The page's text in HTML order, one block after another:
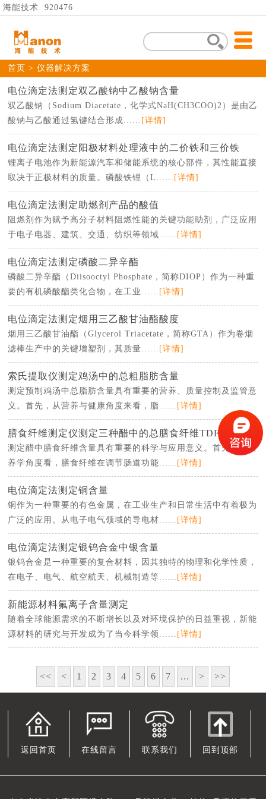
海能技术 920476
首页 > 仪器解决方案
电位滴定法测定双乙酸钠中乙酸钠含量
双乙酸钠（Sodium Diacetate，化学式NaH(CH3COO)2）是由乙
酸钠与乙酸通过氢键结合形成...... [详情]
电位滴定法测定阳极材料处理液中的二价铁和三价铁
锂离子电池作为新能源汽车和储能系统的核心部件，其性能直接
取决于正极材料的质量。磷酸铁锂（L...... [详情]
电位滴定法测定助燃剂产品的酸值
阻燃剂作为赋予高分子材料阻燃性能的关键功能助剂，广泛应用
于电子电器、建筑、交通、纺织等领域...... [详情]
电位滴定法测定磷酸二异辛酯
磷酸二异辛酯（Diisooctyl Phosphate，简称DIOP）作为一种重
要的有机磷酸酯类化合物，在工业...... [详情]
电位滴定法测定烟用三乙酸甘油酯酸度
烟用三乙酸甘油酯（Glycerol Triacetate，简称GTA）作为卷烟
滤棒生产中的关键增塑剂，其质量...... [详情]
索氏提取仪测定鸡汤中的总粗脂肪含量
测定预制鸡汤中总脂肪含量具有重要的营养、质量控制及监管意
义。首先，从营养与健康角度来看，脂...... [详情]
膳食纤维测定仪测定三种醋中的总膳食纤维TDF的含量
测定醋中膳食纤维含量具有重要的科学与应用意义。首先，从营
养学角度看，膳食纤维在调节肠道功能...... [详情]
电位滴定法测定铜含量
铜作为一种重要的有色金属，在工业生产和日常生活中有着极为
广泛的应用。从电子电气领域的导电材...... [详情]
电位滴定法测定银钨合金中银含量
银钨合金是一种重要的复合材料，因其独特的物理和化学性质，
在电子、电气、航空航天、机械制造等...... [详情]
新能源材料氟离子含量测定
随着全球能源需求的不断增长以及对环境保护的日益重视，新能
源材料的研究与开发成为了当今科学领...... [详情]
<< < 1 2 3 4 5 6 7 ... > >>
返回首页 在线留言 联系我们 回到顶部